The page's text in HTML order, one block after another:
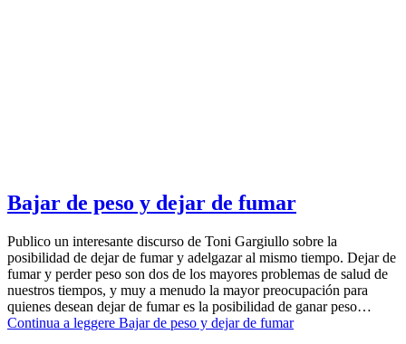
Bajar de peso y dejar de fumar
Publico un interesante discurso de Toni Gargiullo sobre la
posibilidad de dejar de fumar y adelgazar al mismo tiempo. Dejar de
fumar y perder peso son dos de los mayores problemas de salud de
nuestros tiempos, y muy a menudo la mayor preocupación para
quienes desean dejar de fumar es la posibilidad de ganar peso…
Continua a leggere Bajar de peso y dejar de fumar